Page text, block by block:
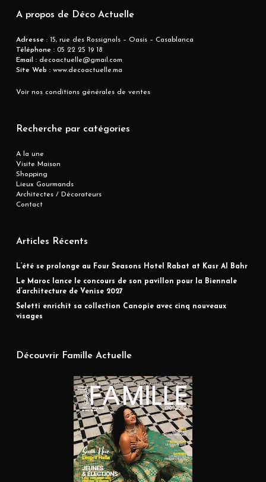
A propos de Déco Actuelle
Adresse : 15, rue des Rossignols – Oasis – Casablanca
Téléphone :05 22 25 19 18
Email :decoactuelle@gmail.com
Site Web :www.decoactuelle.ma
Voir nos conditions générales de ventes
Recherche par catégories
A la une
Visite Maison
Shopping
Lieux Gourmands
Architectes / Décorateurs
Contact
Articles Récents
L’été se prolonge au Four Seasons Hotel Rabat at Kasr Al Bahr
Le Maroc lance le concours de son pavillon pour la Biennale
d’architecture de Venise 2027
Seletti enrichit sa collection Canopie avec cinq nouveaux
visages
Découvrir Famille Actuelle